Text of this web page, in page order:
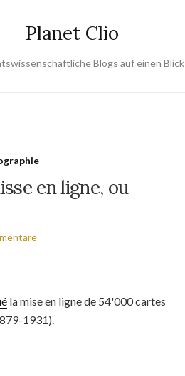
Planet Clio
Blogs auf einen Blick
en ligne, ou
la mise en ligne de 54'000 cartes
1931).